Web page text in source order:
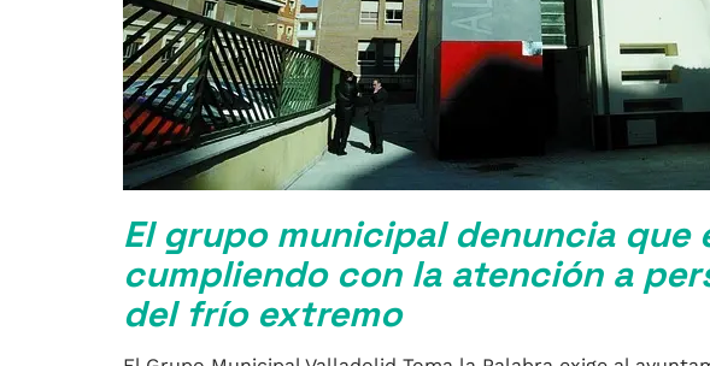
El grupo municipal denuncia
cumpliendo con la atención a
del frío extremo